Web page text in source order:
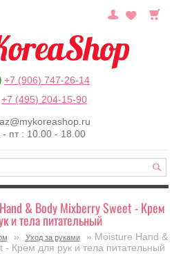
+7 (906) 747-26-14
+7 (495) 204-15-90
- пт : 10.00 - 18.00
& Body Mixberry Sweet - Крем
и тела питательный
» Уход за руками
» Moisture Hand &
- Крем для рук и тела питательный